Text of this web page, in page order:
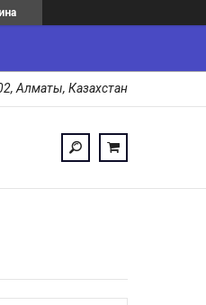
Алматы, Казахстан